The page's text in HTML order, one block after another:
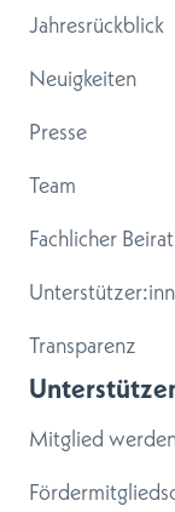
Jahresrückblick
Neuigkeiten
Presse
Team
Fachlicher Beirat
Transparenz
Mitglied